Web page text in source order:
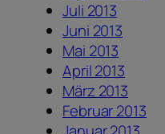
Juli 2013
Juni 2013
Mai 2013
April 2013
März 2013
Februar 2013